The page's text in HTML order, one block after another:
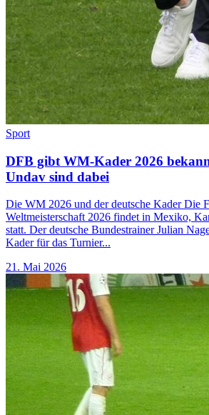
Sport
DFB gibt WM-Kader 2026
Undav sind dabei
Die WM 2026 und der deutsche Kader Die
Weltmeisterschaft 2026 findet in Mexiko,
statt. Der deutsche Bundestrainer Julian
Kader für das Turnier...
21. Mai 2026